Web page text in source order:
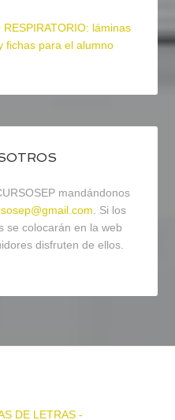
RESPIRATORIO: láminas
fichas para el alumno
mandándonos
. Si los
se colocarán en la web
disfruten de ellos.
DE LETRAS -